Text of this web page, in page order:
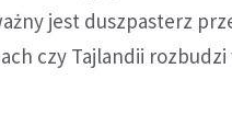
jest duszpasterz
czy Tajlandii